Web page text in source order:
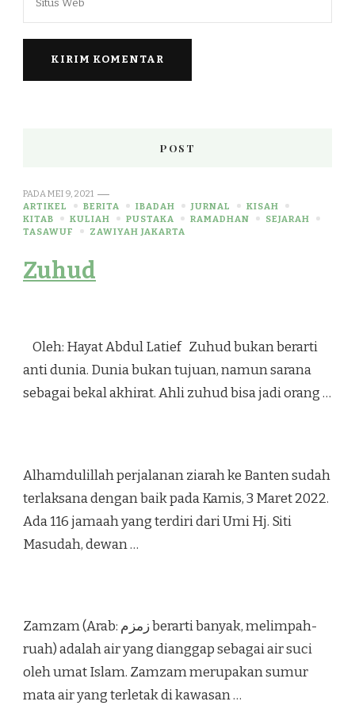
POST
PADAMEI 9, 2021
ARTIKEL
BERITA IBADAH JURNAL
KISAH
KITAB
KULIAH PUSTAKA RAMADHAN
SEJARAH
TASAWUF
ZAWIYAH JAKARTA
Zuhud
Oleh: Hayat Abdul Latief Zuhud bukan berarti
anti dunia. Dunia bukan tujuan, namun sarana
sebagai bekal akhirat. Ahli zuhud bisa jadi orang …
Alhamdulillah perjalanan ziarah ke Banten sudah
terlaksana dengan baik pada Kamis, 3 Maret 2022.
Ada 116 jamaah yang terdiri dari Umi Hj. Siti
Masudah, dewan …
Zamzam (Arab: زمزم‎ berarti banyak, melimpah-
ruah) adalah air yang dianggap sebagai air suci
oleh umat Islam. Zamzam merupakan sumur
mata air yang terletak di kawasan …